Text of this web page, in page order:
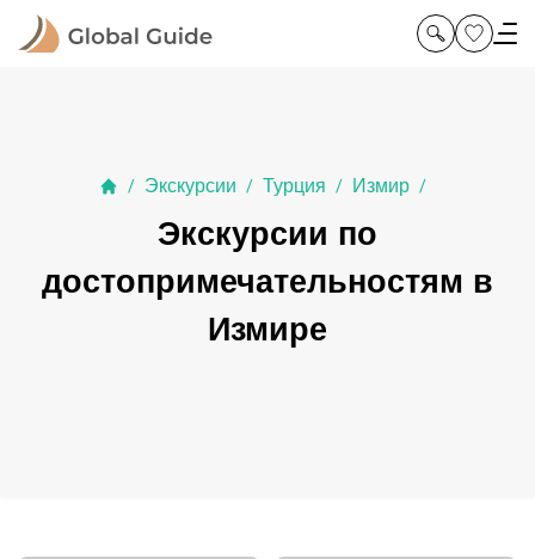
/ Экскурсии / Турция / Измир /
Экскурсии по
достопримечательностям в
Измире